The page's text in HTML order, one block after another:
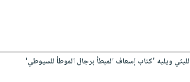
ويليه 'كتاب إسعاف المبطأ برجال الموطأ للسيوطي'